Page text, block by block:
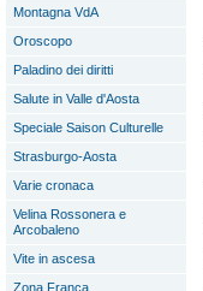
Montagna VdA
Oroscopo
Paladino dei diritti
Salute in Valle d'Aosta
Speciale Saison Culturelle
Strasburgo-Aosta
Varie cronaca
Velina Rossonera e
Arcobaleno
Vite in ascesa
Zona Franca